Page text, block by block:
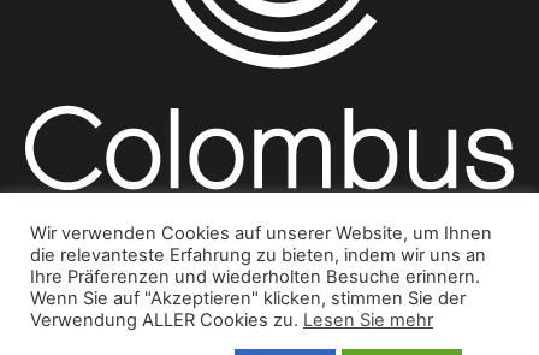
Impressum Kontakt Datenschutzbestimmungen
Wir verwenden Cookies auf unserer Website, um Ihnen
die relevanteste Erfahrung zu bieten, indem wir uns an
Ihre Präferenzen und wiederholten Besuche erinnern.
Wenn Sie auf "Akzeptieren" klicken, stimmen Sie der
Verwendung ALLER Cookies zu. Lesen Sie mehr